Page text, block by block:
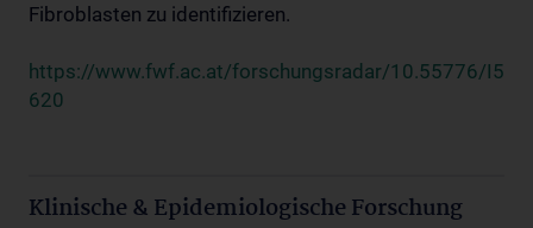
Fibroblasten zu identifizieren.
https://www.fwf.ac.at/forschungsradar/10.55776/I5
620
Klinische & Epidemiologische Forschung